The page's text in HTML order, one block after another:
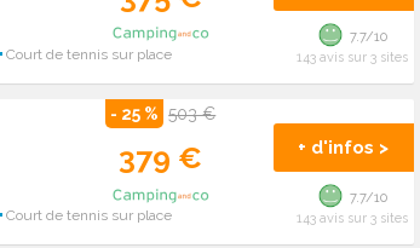
Court de tennis sur place
7.7/10
143 avis sur 3 sites
Court de tennis sur place
- 25 % 503 €
379 € + d'infos >
7.7/10
143 avis sur 3 sites